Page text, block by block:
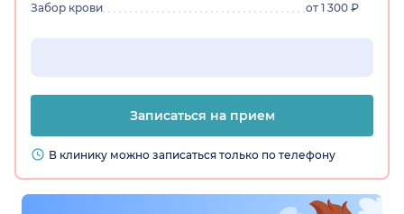
Забор крови
от 1 300 ₽
Записаться на прием
В клинику можно записаться только по телефону